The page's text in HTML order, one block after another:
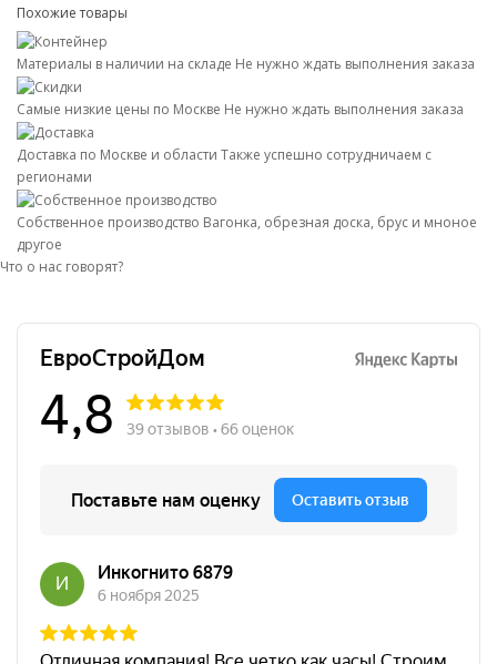
Похожие товары
Материалы в наличии на складе Не нужно ждать выполнения заказа
Самые низкие цены по Москве Не нужно ждать выполнения заказа
Доставка по Москве и области Также успешно сотрудничаем с
регионами
Собственное производство Вагонка, обрезная доска, брус и мноное
другое
Что о нас говорят?